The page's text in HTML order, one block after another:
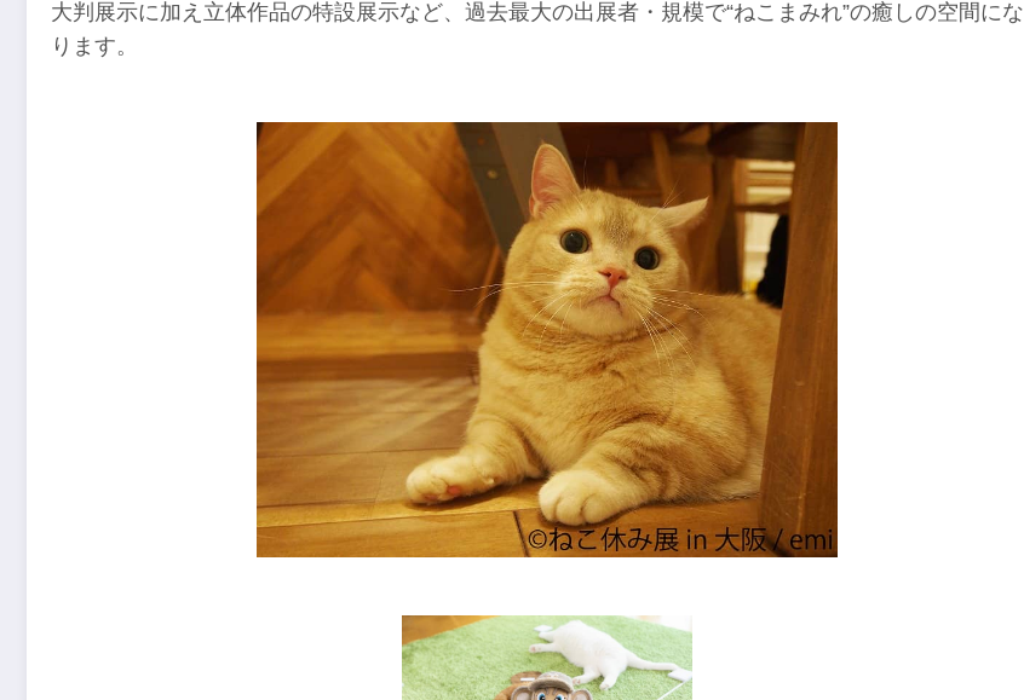
大判展示に加え立体作品の特設展示など、過去最大の出展者・規模で“ねこまみれ”の癒しの空間にな
ります。